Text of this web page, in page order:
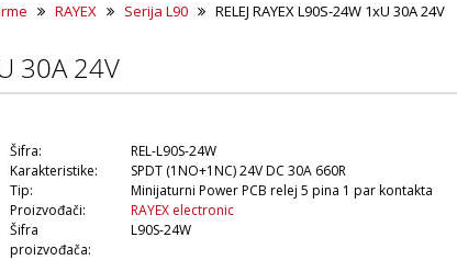
RAYEX Serija L90 RELEJ RAYEX L90S-24W 1xU 30A 24V
30A 24V
Šifra:
REL-L90S-24W
Karakteristike:
SPDT (1NO+1NC) 24V DC 30A 660R
Tip:
Minijaturni Power PCB relej 5 pina 1 par kontakta
Proizvođači:
RAYEX electronic
Šifra
proizvođača:
L90S-24W